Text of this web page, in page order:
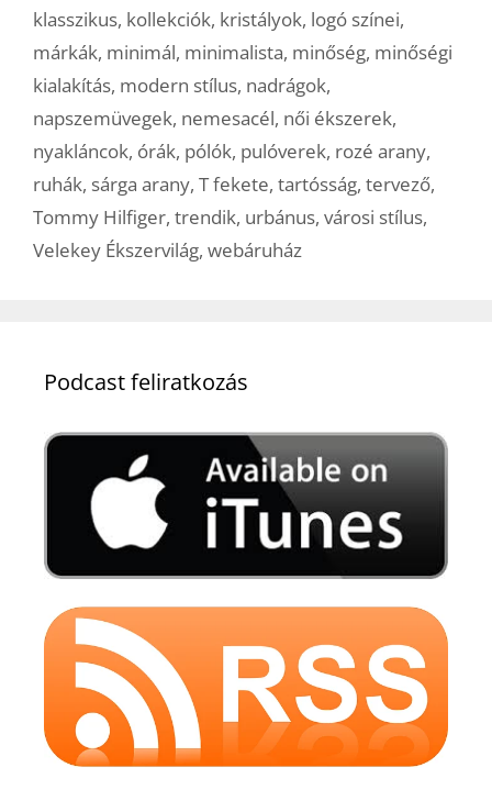
klasszikus, kollekciók, kristályok, logó színei,
márkák, minimál, minimalista, minőség, minőségi
kialakítás, modern stílus, nadrágok,
napszemüvegek, nemesacél, női ékszerek,
nyakláncok, órák, pólók, pulóverek, rozé arany,
ruhák, sárga arany, T fekete, tartósság, tervező,
Tommy Hilfiger, trendik, urbánus, városi stílus,
Velekey Ékszervilág, webáruház
Podcast feliratkozás